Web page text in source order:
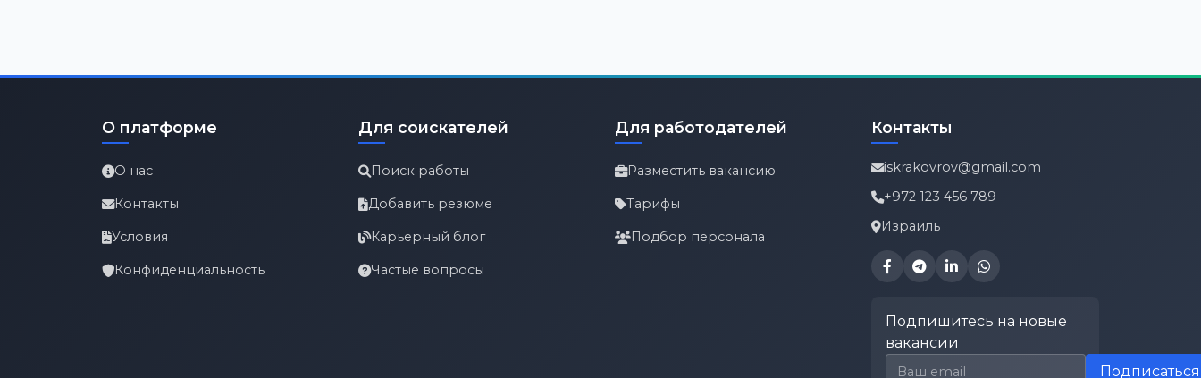
О платформе
О нас
Контакты
Условия
Конфиденциальность
Для соискателей
Поиск работы
Добавить резюме
Карьерный блог
Частые вопросы
Для работодателей
Разместить вакансию
Тарифы
Подбор персонала
Контакты
iskrakovrov@gmail.com
+972 123 456 789
Израиль
Подпишитесь на новые
вакансии
Email для подписки
Подписаться